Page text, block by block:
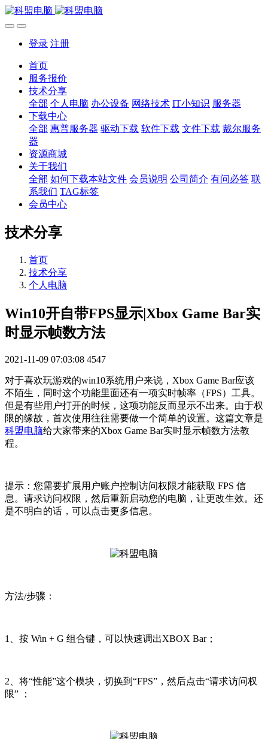
登录 注册
首页
服务报价
技术分享
全部 个人电脑 办公设备 网络技术 IT小知识 服务器
下载中心
全部 惠普服务器 驱动下载 软件下载 文件下载 戴尔服务
器
资源商城
关于我们
全部 如何下载本站文件 会员说明 公司简介 有问必答 联
系我们 TAG标签
会员中心
技术分享
首页
技术分享
个人电脑
Win10开自带FPS显示|Xbox Game Bar实
时显示帧数方法
2021-11-09 07:03:08 4547
对于喜欢玩游戏的win10系统用户来说，Xbox Game Bar应该
不陌生，同时这个功能里面还有一项实时帧率（FPS）工具。
但是有些用户打开的时候，这项功能反而显示不出来。由于权
限的缘故，首次使用往往需要做一个简单的设置。这篇文章是
科盟电脑给大家带来的Xbox Game Bar实时显示帧数方法教
程。
提示：您需要扩展用户账户控制访问权限才能获取 FPS 信
息。请求访问权限，然后重新启动您的电脑，让更改生效。还
是不明白的话，可以点击更多信息。
方法/步骤：
1、按 Win + G 组合键，可以快速调出XBOX Bar；
2、将“性能”这个模块，切换到“FPS”，然后点击“请求访问权
限” ；